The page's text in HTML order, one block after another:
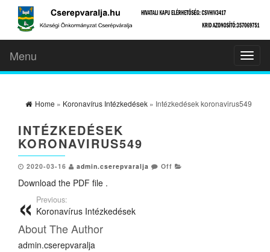
Menu
Home » Koronavírus Intézkedések » Intézkedések koronavirus549
INTÉZKEDÉSEK
KORONAVIRUS549
2020-03-16 admin.cserepvaralja Off
Download the PDF file .
Previous:
Koronavírus Intézkedések
About The Author
admin.cserepvaralja